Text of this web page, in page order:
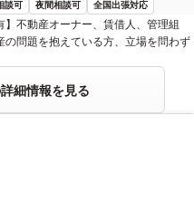
談可 夜間相談可 全国出張対応
】不動産オーナー、賃借人、管理組
問題を抱えている方、立場を問わず
細情報を見る